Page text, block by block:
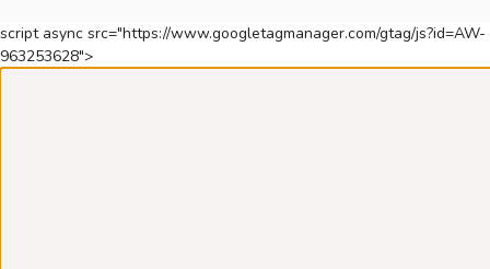
script async src="https://www.googletagmanager.com/gtag/js?id=AW-
963253628">